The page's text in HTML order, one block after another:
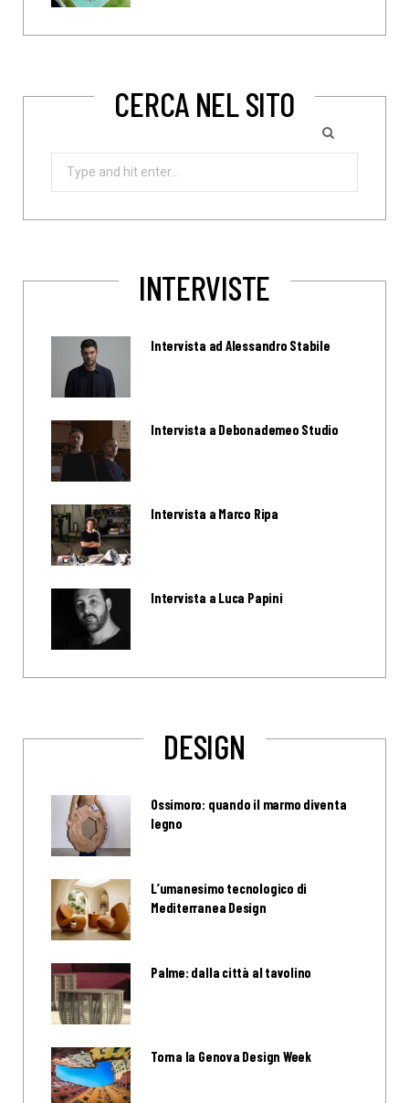
CERCA NEL SITO
Search
INTERVISTE
Intervista ad Alessandro Stabile
Intervista a Debonademeo Studio
Intervista a Marco Ripa
Intervista a Luca Papini
DESIGN
Ossimoro: quando il marmo diventa
legno
L’umanesimo tecnologico di
Mediterranea Design
Palme: dalla città al tavolino
Torna la Genova Design Week